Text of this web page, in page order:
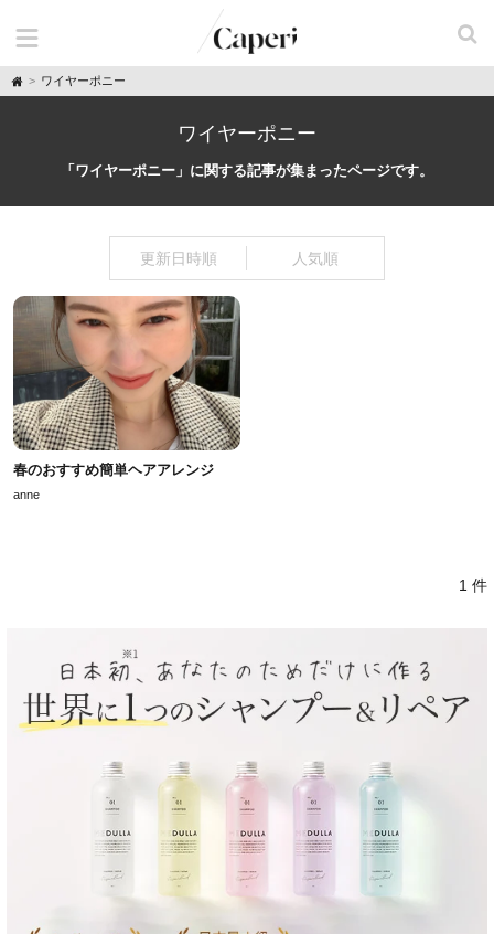
H
o
ワイヤーポニー
ワイヤーポニー
「ワイヤーポニー」に関する記事が集まったページです。
更新日時順 人気順
春のおすすめ簡単ヘアアレンジ
anne
1 件